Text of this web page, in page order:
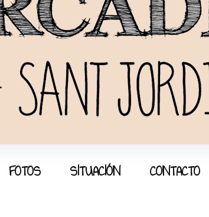
FOTOS SITUACIÓN CONTACTO